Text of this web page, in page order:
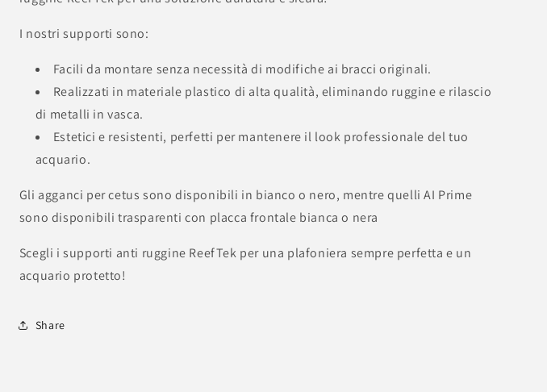
I nostri supporti sono:
Facili da montare senza necessità di modifiche ai bracci originali.
Realizzati in materiale plastico di alta qualità, eliminando ruggine e rilascio
di metalli in vasca.
Estetici e resistenti, perfetti per mantenere il look professionale del tuo
acquario.
Gli agganci per cetus sono disponibili in bianco o nero, mentre quelli AI Prime
sono disponibili trasparenti con placca frontale bianca o nera
Scegli i supporti anti ruggine ReefTek per una plafoniera sempre perfetta e un
acquario protetto!
Share